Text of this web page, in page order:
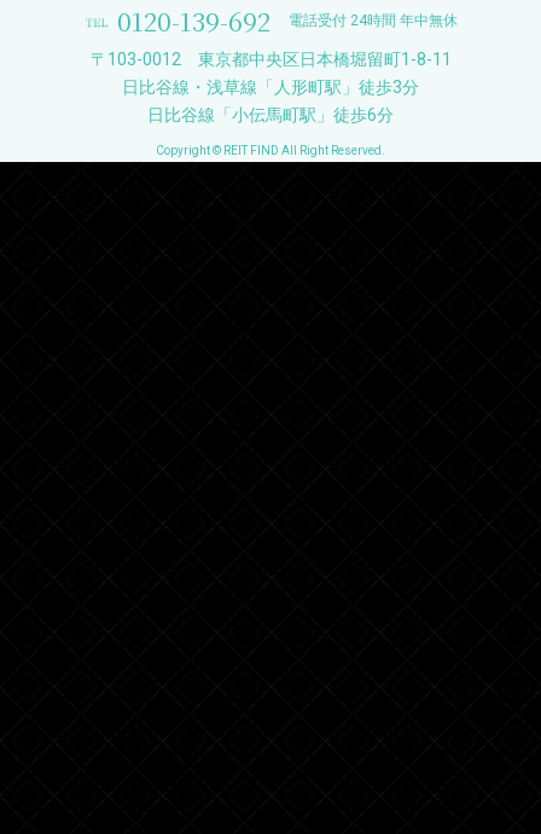
0120-139-692 電話受付 24時間 年中無休
〒103-0012 東京都中央区日本橋堀留町1-8-11
日比谷線・浅草線「人形町駅」徒歩3分
日比谷線「小伝馬町駅」徒歩6分
Copyright © REIT FIND All Right Reserved.